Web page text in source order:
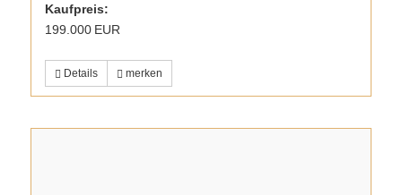
Kaufpreis:
199.000 EUR
Details merken